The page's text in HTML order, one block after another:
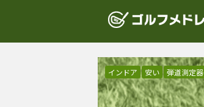
インドア 安い 弾道測定器